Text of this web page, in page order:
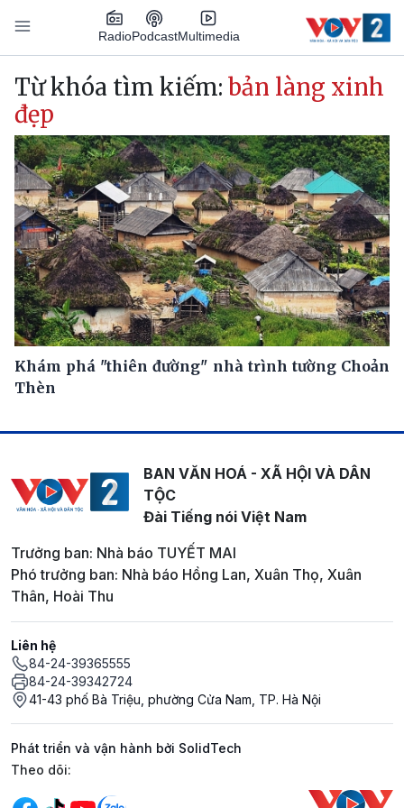
Nhảy đến nội dung
RadioPodcastMultimedia
Main navigation
Từ khóa tìm kiếm: bản làng xinh
đẹp
Khám phá "thiên đường" nhà trình tường Choản
Thèn
BAN VĂN HOÁ - XÃ HỘI VÀ DÂN
TỘC
Đài Tiếng nói Việt Nam
Trưởng ban: Nhà báo TUYẾT MAI
Phó trưởng ban: Nhà báo Hồng Lan, Xuân Thọ, Xuân
Thân, Hoài Thu
Liên hệ
84-24-39365555
84-24-39342724
41-43 phố Bà Triệu, phường Cửa Nam, TP. Hà Nội
Phát triển và vận hành bởi SolidTech
Mạng xã hội
Theo dõi: